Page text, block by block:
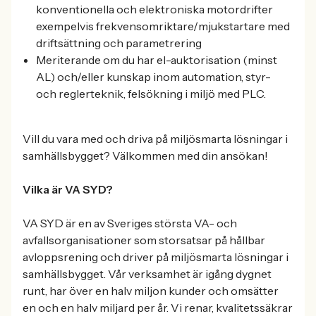
konventionella och elektroniska motordrifter
exempelvis frekvensomriktare/mjukstartare med
driftsättning och parametrering
Meriterande om du har el-auktorisation (minst
AL) och/eller kunskap inom automation, styr-
och reglerteknik, felsökning i miljö med PLC.
Vill du vara med och driva på miljösmarta lösningar i
samhällsbygget? Välkommen med din ansökan!
Vilka är VA SYD?
VA SYD är en av Sveriges största VA- och
avfallsorganisationer som storsatsar på hållbar
avloppsrening och driver på miljösmarta lösningar i
samhällsbygget. Vår verksamhet är igång dygnet
runt, har över en halv miljon kunder och omsätter
en och en halv miljard per år. Vi renar, kvalitetssäkrar